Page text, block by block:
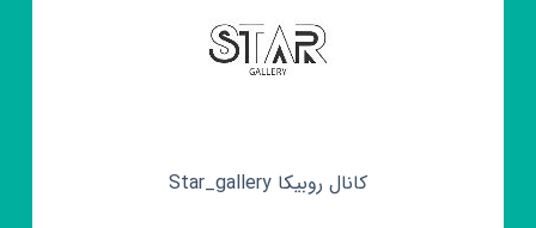
کانال روبیکا Star_gallery